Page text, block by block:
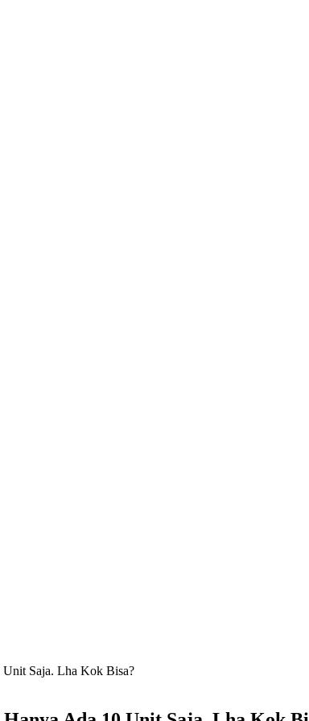
Unit Saja. Lha Kok Bisa?